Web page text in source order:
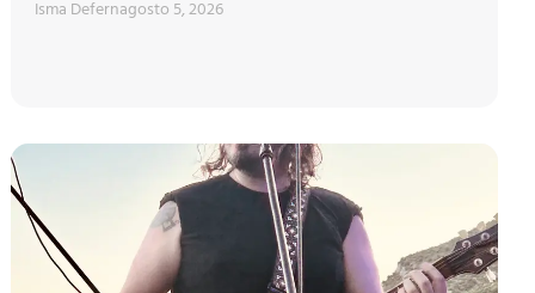
Isma Defernagosto 5, 2026